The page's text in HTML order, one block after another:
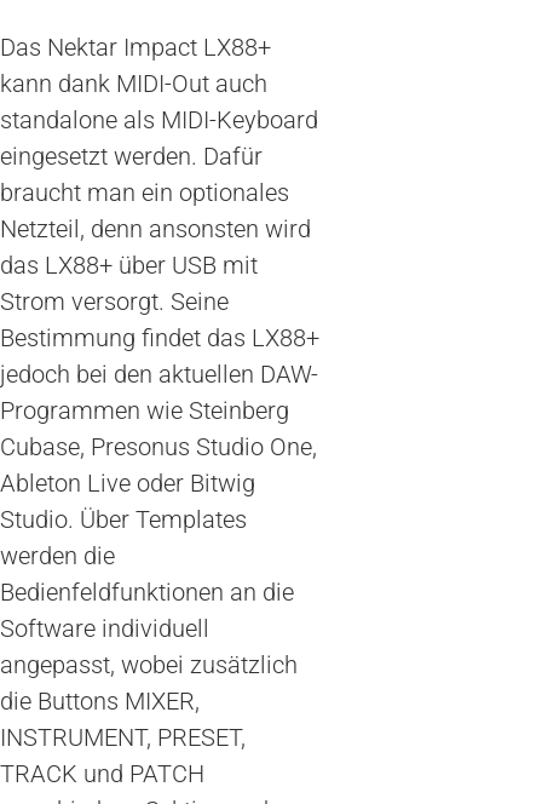
Das Nektar Impact LX88+
kann dank MIDI-Out auch
standalone als MIDI-Keyboard
eingesetzt werden. Dafür
braucht man ein optionales
Netzteil, denn ansonsten wird
das LX88+ über USB mit
Strom versorgt. Seine
Bestimmung findet das LX88+
jedoch bei den aktuellen DAW-
Programmen wie Steinberg
Cubase, Presonus Studio One,
Ableton Live oder Bitwig
Studio. Über Templates
werden die
Bedienfeldfunktionen an die
Software individuell
angepasst, wobei zusätzlich
die Buttons MIXER,
INSTRUMENT, PRESET,
TRACK und PATCH